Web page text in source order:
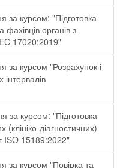
за курсом: "Підготовка
фахівців органів з
17020:2019"
за курсом "Розрахунок і
за курсом: "Підготовка
діагностичних)
ISO 15189:2022"
за курсом "Повірка та